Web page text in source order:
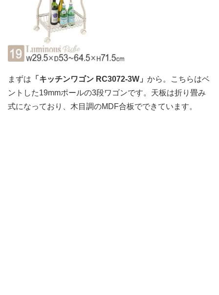
まずは 「キッチンワゴン RC3072-3W」 から。こちらはベ
ントした19mmポールの3段ワゴンです。天板は折り畳み
式になっており、木目調のMDF合板でできています。